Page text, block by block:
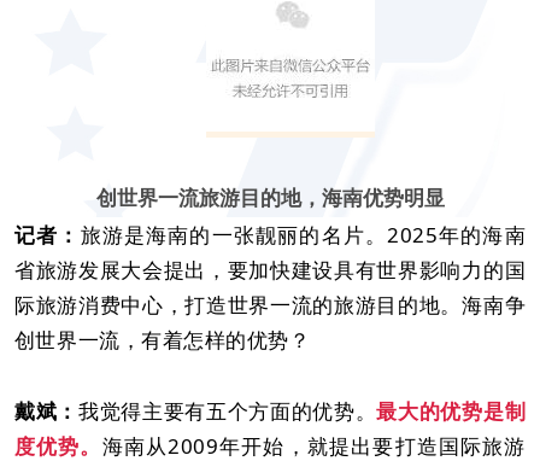
创世界一流旅游目的地，海南优势明显
记者： 旅游是海南的一张靓丽的名片。2025年的海南
省旅游发展大会提出，要加快建设具有世界影响力的国
际旅游消费中心，打造世界一流的旅游目的地。海南争
创世界一流，有着怎样的优势？
戴斌： 我觉得主要有五个方面的优势。最大的优势是制
度优势。 海南从2009年开始，就提出要打造国际旅游